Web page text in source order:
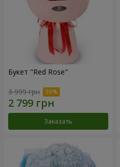
Букет "Red Rose"
3 999 грн
Заказать